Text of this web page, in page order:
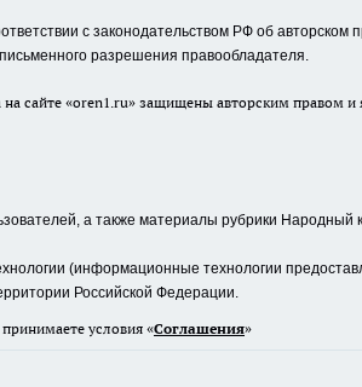
с законодательством РФ об
разрешения правообладателя.
сайте «oren1.ru» защищены авторским правом и
а также материалы рубрики Народный
(информационные технологии
Российской Федерации.
условия «Cоглашения»